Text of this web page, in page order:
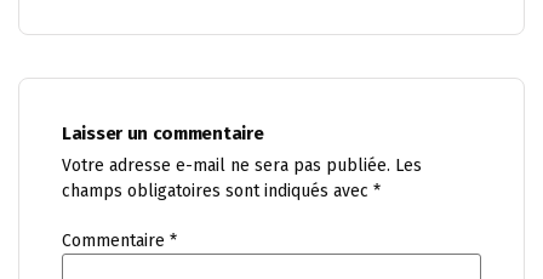
Laisser un commentaire
Votre adresse e-mail ne sera pas publiée. Les
champs obligatoires sont indiqués avec *
Commentaire *